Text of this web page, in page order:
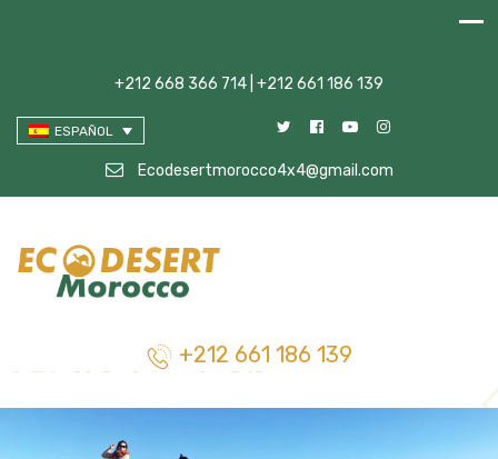
+212 668 366 714 | +212 661 186 139
ESPAÑOL
Ecodesertmorocco4x4@gmail.com
+212 661 186 139